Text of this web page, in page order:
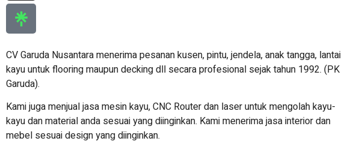
CV Garuda Nusantara menerima pesanan kusen, pintu, jendela, anak tangga, lantai
kayu untuk flooring maupun decking dll secara profesional sejak tahun 1992. (PK
Garuda).
Kami juga menjual jasa mesin kayu, CNC Router dan laser untuk mengolah kayu-
kayu dan material anda sesuai yang diinginkan. Kami menerima jasa interior dan
mebel sesuai design yang diinginkan.